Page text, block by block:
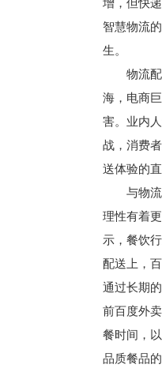
增，但快
智慧物流
生。
物流
海，电商
害。业内
战，消费
送体验的直
与物
理性有着
示，餐饮
配送上，
通过长期
前百度外
餐时间，
品质餐品的